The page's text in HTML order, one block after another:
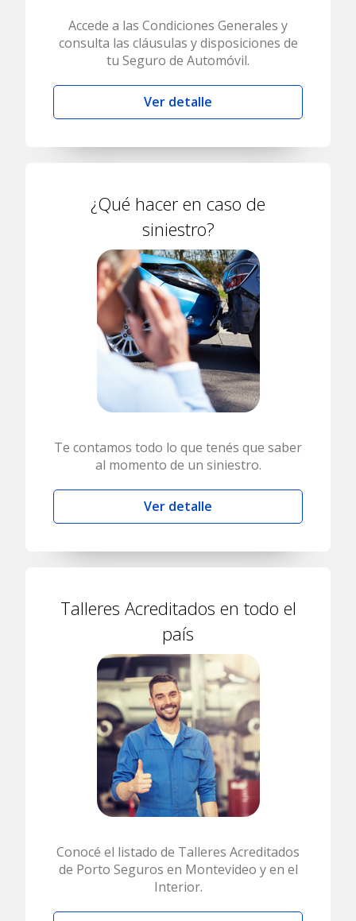
Accede a las Condiciones Generales y
consulta las cláusulas y disposiciones de
tu Seguro de Automóvil.
Ver detalle
¿Qué hacer en caso de
siniestro?
Te contamos todo lo que tenés que saber
al momento de un siniestro.
Ver detalle
Talleres Acreditados en todo el
país
Conocé el listado de Talleres Acreditados
de Porto Seguros en Montevideo y en el
Interior.